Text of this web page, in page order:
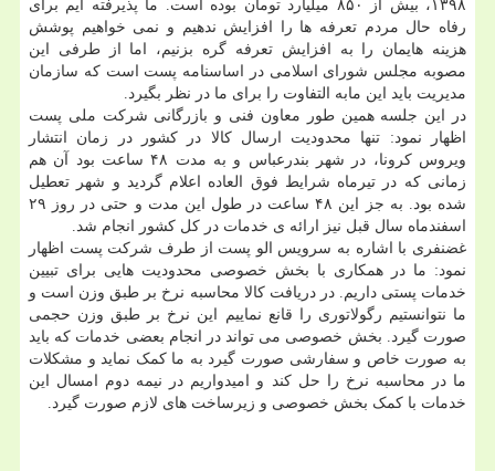
۱۳۹۸، بیش از ۸۵۰ میلیارد تومان بوده است. ما پذیرفته ایم برای
رفاه حال مردم تعرفه ها را افزایش ندهیم و نمی خواهیم پوشش
هزینه هایمان را به افزایش تعرفه گره بزنیم، اما از طرفی این
مصوبه مجلس شورای اسلامی در اساسنامه پست است که سازمان
مدیریت باید این مابه التفاوت را برای ما در نظر بگیرد.
در این جلسه همین طور معاون فنی و بازرگانی شرکت ملی پست
اظهار نمود: تنها محدودیت ارسال کالا در کشور در زمان انتشار
ویروس کرونا، در شهر بندرعباس و به مدت ۴۸ ساعت بود آن هم
زمانی که در تیرماه شرایط فوق العاده اعلام گردید و شهر تعطیل
شده بود. به جز این ۴۸ ساعت در طول این مدت و حتی در روز ۲۹
اسفندماه سال قبل نیز ارائه ی خدمات در کل کشور انجام شد.
غضنفری با اشاره به سرویس الو پست از طرف شرکت پست اظهار
نمود: ما در همکاری با بخش خصوصی محدودیت هایی برای تبیین
خدمات پستی داریم. در دریافت کالا محاسبه نرخ بر طبق وزن است و
ما نتوانستیم رگولاتوری را قانع نماییم این نرخ بر طبق وزن حجمی
صورت گیرد. بخش خصوصی می تواند در انجام بعضی خدمات که باید
به صورت خاص و سفارشی صورت گیرد به ما کمک نماید و مشکلات
ما در محاسبه نرخ را حل کند و امیدواریم در نیمه دوم امسال این
خدمات با کمک بخش خصوصی و زیرساخت های لازم صورت گیرد.